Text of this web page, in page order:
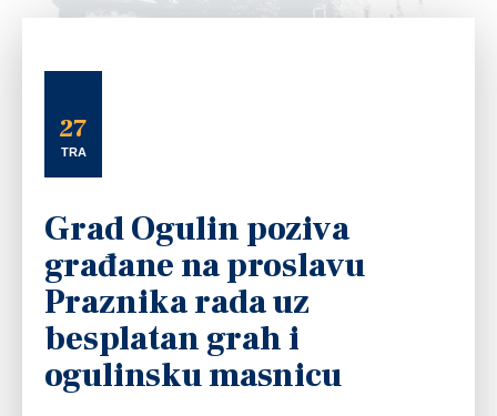
27
TRA
Grad Ogulin poziva
građane na proslavu
Praznika rada uz
besplatan grah i
ogulinsku masnicu